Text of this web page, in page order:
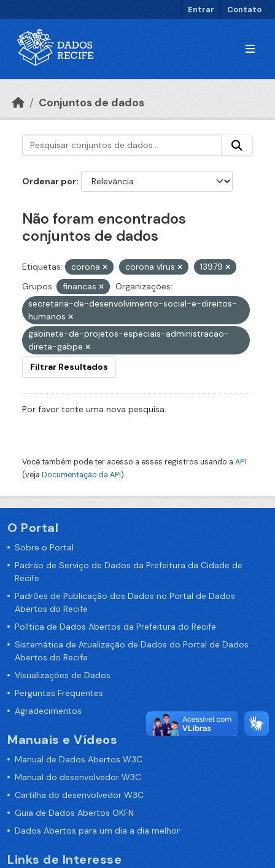
Entrar Contato
Conjuntos de dados
Ordenar por
Não foram encontrados
conjuntos de dados
Etiquetas: corona corona vírus
13979
Grupos:
financas
Organizações:
secretaria-de-desenvolvimento-social-e-direitos-
humanos
gabinete-de-projetos-especiais-administracao-
direta-gabpe
Filtrar Resultados
Por favor tente uma nova pesquisa.
Você também pode ter acesso a esses registros usando a API
(veja Documentação da API).
O Portal
Sobre o Portal
Padrão de Serviço de Dados da Prefeitura da Cidade de
Recife
Padrões de Publicação dos Dados no Portal de Dados
Abertos do Recife
Política de Dados Abertos da Prefeitura do Recife
Sistemática de Atualização de Dados do Portal de Dados
Abertos do Recife
Visualizações de Dados
Perguntas Frequentes
Agradecimentos
Manuais e Vídeos
Manual de Dados Abertos W3C
Manual do desenvolvedor W3C
Cartilha do desenvolvedor W3C
Guia de Dados Abertos OKFN
Dados Abertos para um dia a dia melhor
Links de Interesse